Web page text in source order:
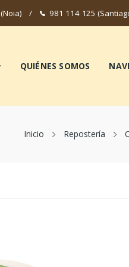
(Noia) / 981 114 125
QUIÉNES SOMOS
Inicio Repostería